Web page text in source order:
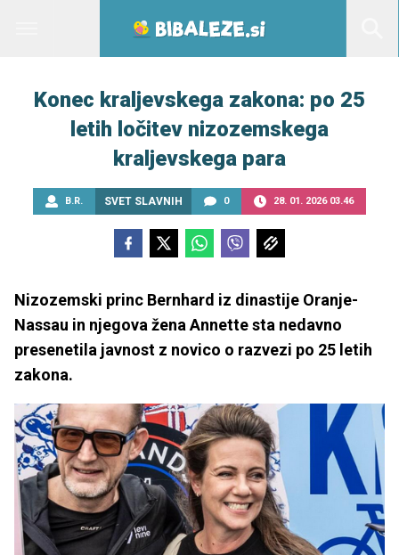
Konec kraljevskega zakona: po 25
letih ločitev nizozemskega
kraljevskega para
B.R. SVET SLAVNIH 0 28. 01. 2026 03.46
Nizozemski princ Bernhard iz dinastije Oranje-
Nassau in njegova žena Annette sta nedavno
presenetila javnost z novico o razvezi po 25 letih
zakona.